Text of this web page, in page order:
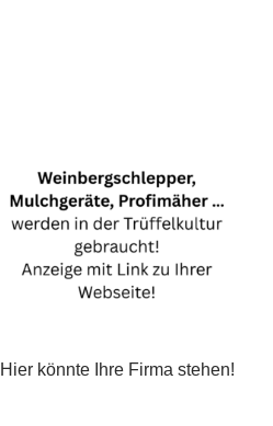
Ihr Verbiss- und Fegeschutz –